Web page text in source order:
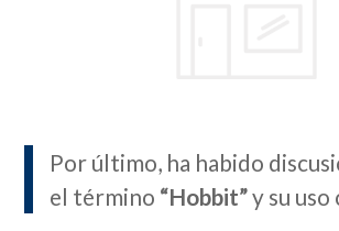
Por último, ha habido
el término “Hobbit”y su